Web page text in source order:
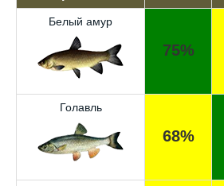
Белый амур
75%
Голавль
68%